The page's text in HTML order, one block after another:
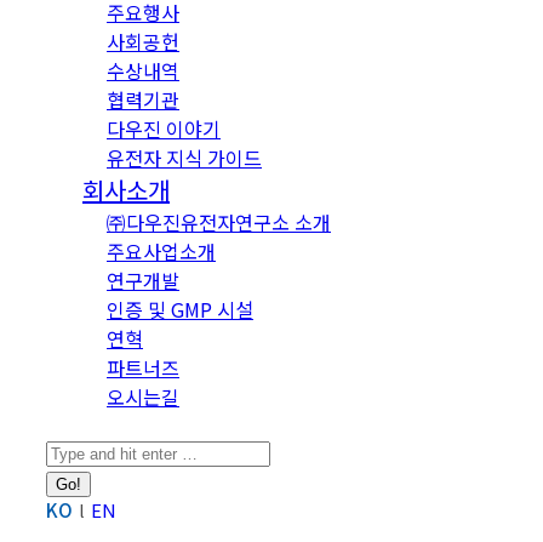
주요행사
사회공헌
수상내역
협력기관
다우진 이야기
유전자 지식 가이드
회사소개
㈜다우진유전자연구소 소개
주요사업소개
연구개발
인증 및 GMP 시설
연혁
파트너즈
오시는길
Search:
KO EN